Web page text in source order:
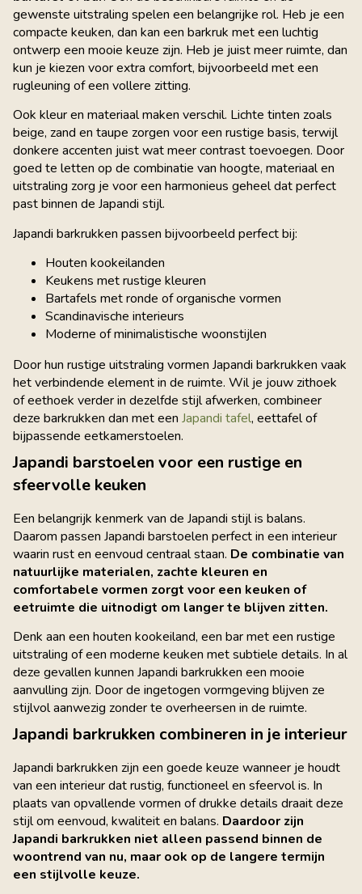
gewenste uitstraling spelen een belangrijke rol. Heb je een
compacte keuken, dan kan een barkruk met een luchtig
ontwerp een mooie keuze zijn. Heb je juist meer ruimte, dan
kun je kiezen voor extra comfort, bijvoorbeeld met een
rugleuning of een vollere zitting.
Ook kleur en materiaal maken verschil. Lichte tinten zoals
beige, zand en taupe zorgen voor een rustige basis, terwijl
donkere accenten juist wat meer contrast toevoegen. Door
goed te letten op de combinatie van hoogte, materiaal en
uitstraling zorg je voor een harmonieus geheel dat perfect
past binnen de Japandi stijl.
Japandi barkrukken passen bijvoorbeeld perfect bij:
Houten kookeilanden
Keukens met rustige kleuren
Bartafels met ronde of organische vormen
Scandinavische interieurs
Moderne of minimalistische woonstijlen
Door hun rustige uitstraling vormen Japandi barkrukken vaak
het verbindende element in de ruimte. Wil je jouw zithoek
of eethoek verder in dezelfde stijl afwerken, combineer
deze barkrukken dan met een Japandi tafel, eettafel of
bijpassende eetkamerstoelen.
Japandi barstoelen voor een rustige en
sfeervolle keuken
Een belangrijk kenmerk van de Japandi stijl is balans.
Daarom passen Japandi barstoelen perfect in een interieur
waarin rust en eenvoud centraal staan. De combinatie van
natuurlijke materialen, zachte kleuren en
comfortabele vormen zorgt voor een keuken of
eetruimte die uitnodigt om langer te blijven zitten.
Denk aan een houten kookeiland, een bar met een rustige
uitstraling of een moderne keuken met subtiele details. In al
deze gevallen kunnen Japandi barkrukken een mooie
aanvulling zijn. Door de ingetogen vormgeving blijven ze
stijlvol aanwezig zonder te overheersen in de ruimte.
Japandi barkrukken combineren in je interieur
Japandi barkrukken zijn een goede keuze wanneer je houdt
van een interieur dat rustig, functioneel en sfeervol is. In
plaats van opvallende vormen of drukke details draait deze
stijl om eenvoud, kwaliteit en balans. Daardoor zijn
Japandi barkrukken niet alleen passend binnen de
woontrend van nu, maar ook op de langere termijn
een stijlvolle keuze.